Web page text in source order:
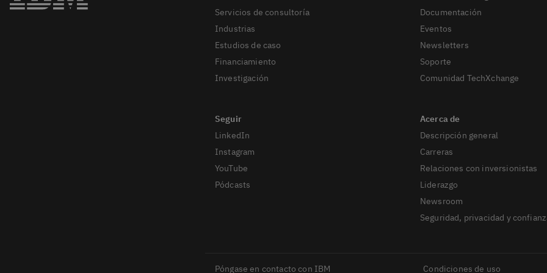
Servicios de consultoría
Industrias
Estudios de caso
Financiamiento
Investigación
LinkedIn
Instagram
YouTube
Pódcasts
Documentación
Eventos
Newsletters
Soporte
Comunidad TechXchange
Descripción general
Carreras
Relaciones con inversionistas
Liderazgo
Newsroom
Seguridad, privacidad y
Póngase en contacto con IBM Condiciones de uso